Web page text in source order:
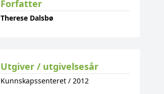
Forfatter
Therese Dalsbø
Utgiver / utgivelsesår
Kunnskapssenteret / 2012